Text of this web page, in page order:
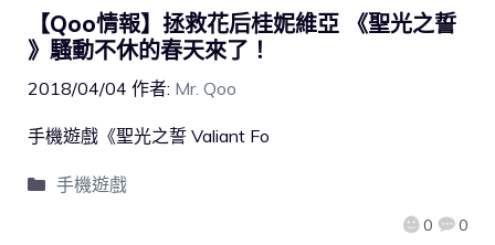
【Qoo情報】拯救花后桂妮維亞 《聖光之誓
》騷動不休的春天來了！
2018/04/04 作者: Mr. Qoo
0 0
手機遊戲《聖光之誓 Valiant Fo
手機遊戲